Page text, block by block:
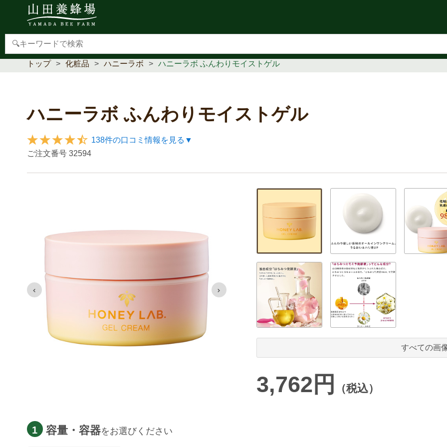
【重要】本人認証サービス(3Dセキュア2.0)導入のお知らせ
トップ 化粧品 ハニーラボ ハニーラボ ふんわりモイストゲル
ハニーラボ ふんわりモイストゲル
138件の口コミ情報を見る▼
ご注文番号 32594
すべての画
3,762円 （税込）
1 容量・容器をお選びください